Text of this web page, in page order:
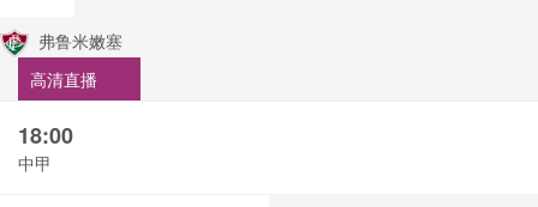
弗鲁米嫩塞
高清直播
18:00
中甲